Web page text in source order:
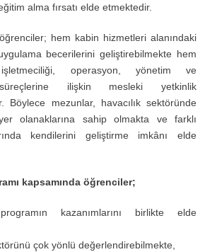
alma fırsatı elde etmektedir.
hem kabin hizmetleri alanındaki
becerilerini geliştirebilmekte hem
operasyon, yönetim ve
ilişkin mesleki yetkinlik
Böylece mezunlar, havacılık sektöründe
olanaklarına sahip olmakta ve farklı
kendilerini geliştirme imkânı elde
kapsamında öğrenciler;
kazanımlarını birlikte elde
çok yönlü değerlendirebilmekte,